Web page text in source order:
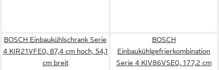
BOSCH Einbaukühlschrank Serie
4 KIR21VFE0, 87,4 cm hoch, 54,1
cm breit
BOSCH
Einbaukühlgefrierkombination
Serie 4 KIV86VSE0, 177,2 cm